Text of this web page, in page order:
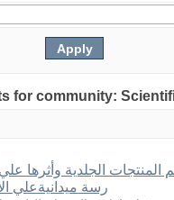
for community:
المنتجات الجلدیة وأثرها
رسة میدانیةعلي